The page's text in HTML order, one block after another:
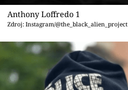
Přihlášení
Sledujte nás
Anthony Loffredo 1
Zdroj: Instagram/@the_black_alien_project